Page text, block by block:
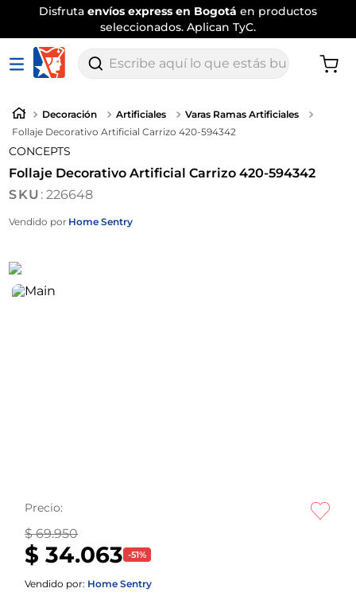
Disfruta envíos express en Bogotá en productos
seleccionados. Aplican TyC.
Escribe aquí lo que estás buscando
Decoración Artificiales
Varas Ramas Artificiales
Follaje Decorativo Artificial Carrizo 420-594342
CONCEPTS
Follaje Decorativo Artificial Carrizo 420-594342
:226648
Vendido por Home Sentry
Precio:
$ 69.950
$ 34.063 -51%
Vendido por: Home Sentry